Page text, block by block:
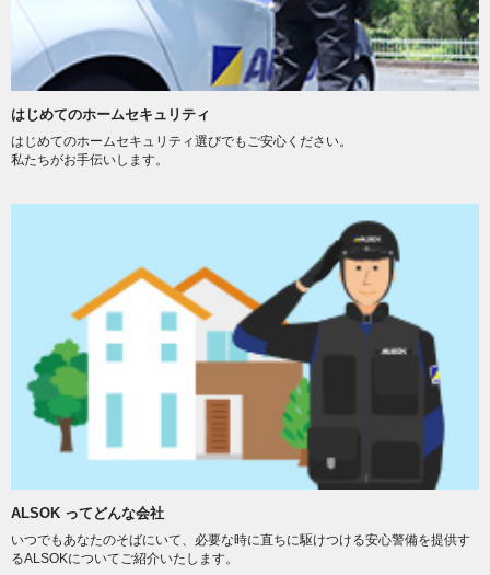
はじめてのホームセキュリティ
はじめてのホームセキュリティ選びでもご安心ください。
私たちがお手伝いします。
ALSOK ってどんな会社
いつでもあなたのそばにいて、必要な時に直ちに駆けつける安心警備を提供す
るALSOKについてご紹介いたします。